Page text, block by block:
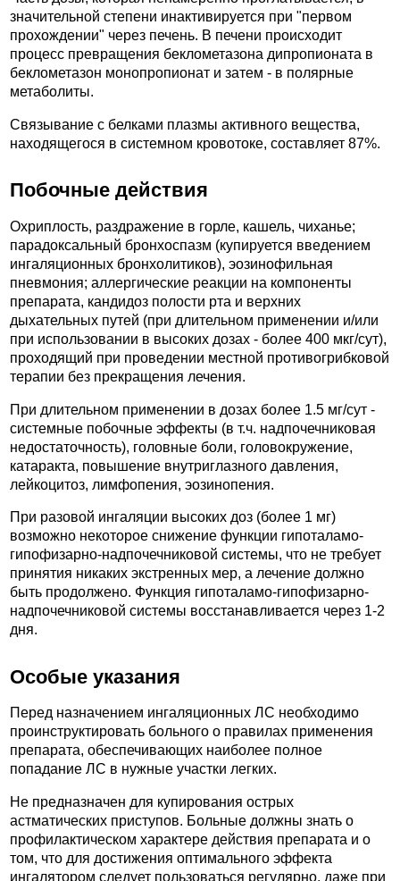
значительной степени инактивируется при "первом
прохождении" через печень. В печени происходит
процесс превращения беклометазона дипропионата в
беклометазон монопропионат и затем - в полярные
метаболиты.
Связывание с белками плазмы активного вещества,
находящегося в системном кровотоке, составляет 87%.
Побочные действия
Охриплость, раздражение в горле, кашель, чиханье;
парадоксальный бронхоспазм (купируется введением
ингаляционных бронхолитиков), эозинофильная
пневмония; аллергические реакции на компоненты
препарата, кандидоз полости рта и верхних
дыхательных путей (при длительном применении и/или
при использовании в высоких дозах - более 400 мкг/сут),
проходящий при проведении местной противогрибковой
терапии без прекращения лечения.
При длительном применении в дозах более 1.5 мг/сут -
системные побочные эффекты (в т.ч. надпочечниковая
недостаточность), головные боли, головокружение,
катаракта, повышение внутриглазного давления,
лейкоцитоз, лимфопения, эозинопения.
При разовой ингаляции высоких доз (более 1 мг)
возможно некоторое снижение функции гипоталамо-
гипофизарно-надпочечниковой системы, что не требует
принятия никаких экстренных мер, а лечение должно
быть продолжено. Функция гипоталамо-гипофизарно-
надпочечниковой системы восстанавливается через 1-2
дня.
Особые указания
Перед назначением ингаляционных ЛС необходимо
проинструктировать больного о правилах применения
препарата, обеспечивающих наиболее полное
попадание ЛС в нужные участки легких.
Не предназначен для купирования острых
астматических приступов. Больные должны знать о
профилактическом характере действия препарата и о
том, что для достижения оптимального эффекта
ингалятором следует пользоваться регулярно, даже при